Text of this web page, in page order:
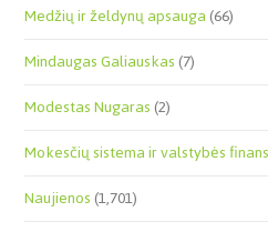
Medžių ir želdynų apsauga(66)
Mindaugas Galiauskas(7)
Modestas Nugaras(2)
Mokesčių sistema ir valstybės
Naujienos(1,701)